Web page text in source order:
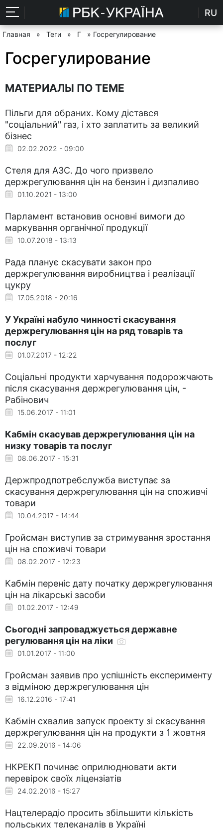
RU
Главная » Теги » Г » Госрегулирование
Госрегулирование
МАТЕРИАЛЫ ПО ТЕМЕ
Пільги для обраних. Кому дістався
"соціальний" газ, і хто заплатить за великий
бізнес
02.02.2022 - 09:00
Стеля для АЗС. До чого призвело
держрегулювання цін на бензин і дизпаливо
01.10.2021 - 13:00
Парламент встановив основні вимоги до
маркування органічної продукції
10.07.2018 - 13:13
Рада планує скасувати закон про
держрегулювання виробництва і реалізації
цукру
17.05.2018 - 20:16
У Україні набуло чинності скасування
держрегулювання цін на ряд товарів та
послуг
01.07.2017 - 12:22
Соціальні продукти харчування подорожчають
після скасування держрегулювання цін, -
Рабінович
15.06.2017 - 11:01
Кабмін скасував держрегулювання цін на
низку товарів та послуг
08.06.2017 - 15:31
Держпродпотребслужба виступає за
скасування держрегулювання цін на споживчі
товари
10.04.2017 - 14:44
Гройсман виступив за стримування зростання
цін на споживчі товари
08.02.2017 - 12:23
Кабмін переніс дату початку держрегулювання
цін на лікарські засоби
01.02.2017 - 12:49
Сьогодні запроваджується державне
регулювання цін на ліки
01.01.2017 - 11:00
Гройсман заявив про успішність експерименту
з відміною держрегулювання цін
16.12.2016 - 17:41
Кабмін схвалив запуск проекту зі скасування
держрегулювання цін на продукти з 1 жовтня
22.09.2016 - 14:06
НКРЕКП починає оприлюднювати акти
перевірок своїх ліцензіатів
24.02.2016 - 15:27
Нацтелерадіо просить збільшити кількість
польських телеканалів в Україні